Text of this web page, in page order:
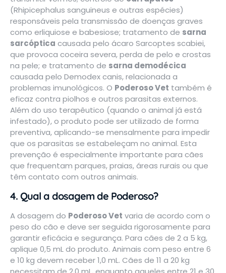
(Rhipicephalus sanguineus e outras espécies)
responsáveis pela transmissão de doenças graves
como erliquiose e babesiose; tratamento de sarna
sarcóptica causada pelo ácaro Sarcoptes scabiei,
que provoca coceira severa, perda de pelo e crostas
na pele; e tratamento de sarna demodécica
causada pelo Demodex canis, relacionada a
problemas imunológicos. O Poderoso Vet também é
eficaz contra piolhos e outros parasitas externos.
Além do uso terapêutico (quando o animal já está
infestado), o produto pode ser utilizado de forma
preventiva, aplicando-se mensalmente para impedir
que os parasitas se estabeleçam no animal. Esta
prevenção é especialmente importante para cães
que frequentam parques, praias, áreas rurais ou que
têm contato com outros animais.
4. Qual a dosagem de Poderoso?
A dosagem do Poderoso Vet varia de acordo com o
peso do cão e deve ser seguida rigorosamente para
garantir eficácia e segurança. Para cães de 2 a 5 kg,
aplique 0,5 mL do produto. Animais com peso entre 6
e 10 kg devem receber 1,0 mL. Cães de 11 a 20 kg